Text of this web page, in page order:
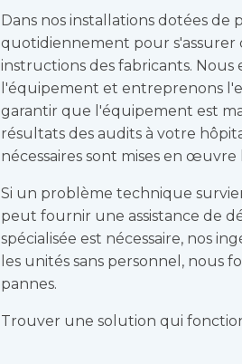
Dans nos installations dotées
quotidiennement pour
instructions des fabricants.
l'équipement et entreprenons
garantir que l'équipement est
résultats des audits à votre
nécessaires sont mises en
Si un problème technique
peut fournir une assistance de
spécialisée est nécessaire, nos
les unités sans personnel, nous
pannes.
Trouver une solution qui